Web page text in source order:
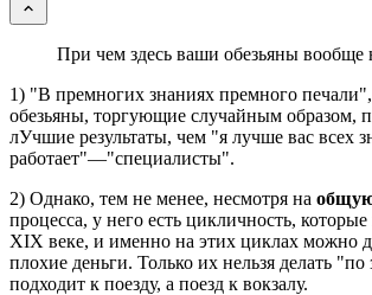
При чем здесь ваши обезьяны вообще
1) "В премногих знаниях премного
обезьяны, торгующие случайным образом,
лУчшие результаты, чем "я лучше вас всех
работает"—"специалисты".
2) Однако, тем не менее, несмотря на
процесса, у него есть цикличность,
XIX веке, и именно на этих циклах можно
плохие деньги. Только их нельзя делать "по
подходит к поезду, а поезд к вокзалу.